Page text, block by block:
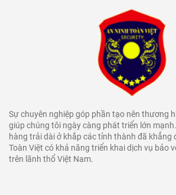
Sự chuyên nghiệp góp phần tạo nên thương
giúp chúng tôi ngày càng phát triển lớn
hàng trải dài ở khắp các tỉnh thành đã khẳng
Toàn Việt có khả năng triển khai dịch vụ bảo
trên lãnh thổ Việt Nam.